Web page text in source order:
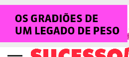
HOME
NOTÍCIAS
SHOWS
ENTREVISTAS
CLIQUES
RANKING
CROWLEY
TV
SUCESSO!
REVISTA
SUCESSO!